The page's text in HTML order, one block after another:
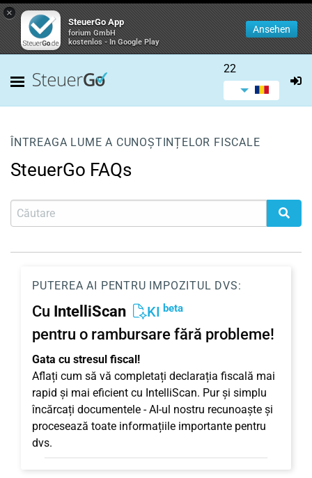
×
SteuerGo App
forium GmbH
kostenlos - In Google Play
Ansehen
22
ÎNTREAGA LUME A CUNOȘTINȚELOR FISCALE
SteuerGo FAQs
PUTEREA AI PENTRU IMPOZITUL DVS:
Cu IntelliScan KI beta
pentru o rambursare fără probleme!
Gata cu stresul fiscal!
Aflați cum să vă completați declarația fiscală mai
rapid și mai eficient cu IntelliScan. Pur și simplu
încărcați documentele - AI-ul nostru recunoaște și
procesează toate informațiile importante pentru
dvs.